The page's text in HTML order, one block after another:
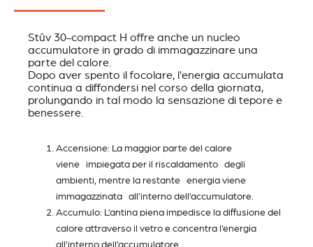
Stûv 30-compact H offre anche un nucleo
accumulatore in grado di immagazzinare una
parte del calore.
Dopo aver spento il focolare, l'energia accumulata
continua a diffondersi nel corso della giornata,
prolungando in tal modo la sensazione di tepore e
benessere.
Accensione: La maggior parte del calore
viene impiegata per il riscaldamento degli
ambienti, mentre la restante energia viene
immagazzinata all’interno dell’accumulatore.
Accumulo: L’antina piena impedisce la diffusione del
calore attraverso il vetro e concentra l’energia
all’interno dell’accumulatore.